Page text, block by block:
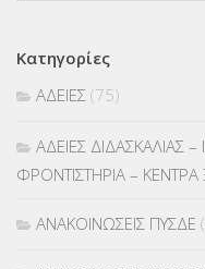
Κατηγορίες
ΑΔΕΙΕΣ (75)
ΑΔΕΙΕΣ ΔΙΔΑΣΚΑΛΙΑΣ –
ΦΡΟΝΤΙΣΤΗΡΙΑ –
ΑΝΑΚΟΙΝΩΣΕΙΣ ΠΥΣΔΕ